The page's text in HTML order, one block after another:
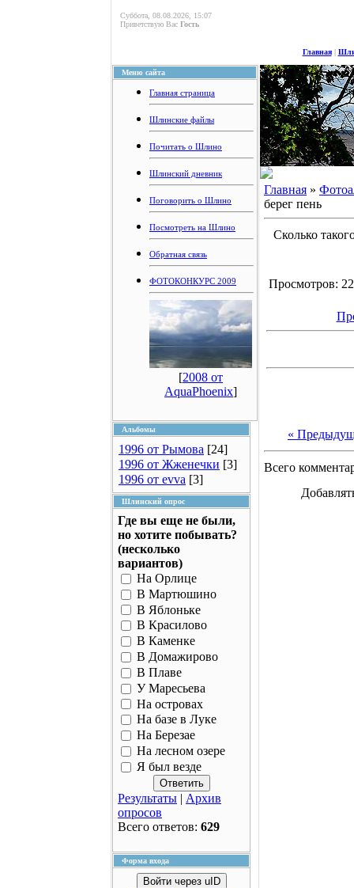
Суббота, 08.08.2026, 15:07
Приветствую Вас Гость
Главная|
Меню сайта
Главная страница
Шлинские файлы
Почитать о Шлино
Шлинский дневник
Поговорить о Шлино
Посмотреть на Шлино
Обратная связь
ФОТОКОНКУРС 2009
[2008 от
AquaPhoenix]
Альбомы
1996 от Рымова [24]
1996 от Жженечки [3]
1996 от evva [3]
Шлинский опрос
Где вы еще не были,
но хотите побывать?
(несколько
вариантов)
На Орлице
В Мартюшино
В Яблоньке
В Красилово
В Каменке
В Домажирово
В Плаве
У Маресьева
На островах
На базе в Луке
На Березае
На лесном озере
Я был везде
Результаты | Архив
опросов
Всего ответов: 629
Форма входа
Войти через uID
Главная »
берег пень
Сколько
Просмотров:
«
Всего